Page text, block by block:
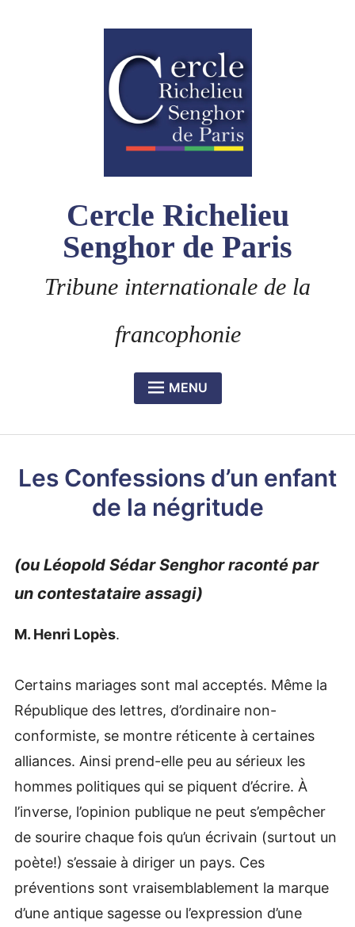
Cercle Richelieu
Senghor de Paris
Tribune internationale de la
francophonie
MENU
child
menu
LE PRIX RICHELIEU SENGHOR
child
Les Confessions d’un enfant
de la négritude
(ou Léopold Sédar Senghor raconté par
un contestataire assagi)
M. Henri Lopès.
Certains mariages sont mal acceptés. Même la
République des lettres, d’ordinaire non-
conformiste, se montre réticente à certaines
alliances. Ainsi prend-elle peu au sérieux les
hommes politiques qui se piquent d’écrire. À
l’inverse, l’opinion publique ne peut s’empêcher
de sourire chaque fois qu’un écrivain (surtout un
poète!) s’essaie à diriger un pays. Ces
préventions sont vraisemblablement la marque
d’une antique sagesse ou l’expression d’une